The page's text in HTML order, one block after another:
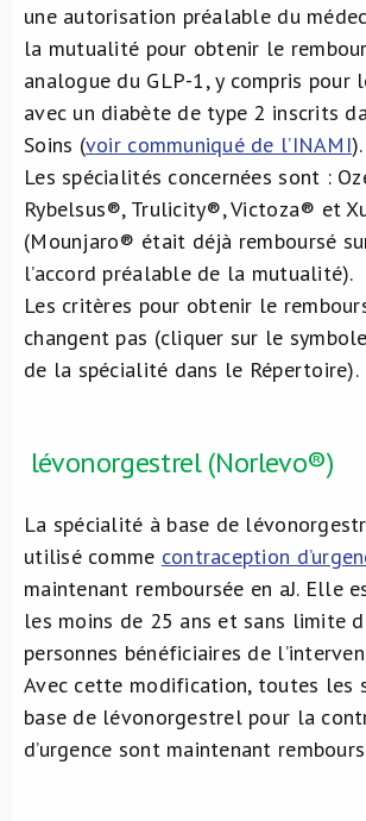
une autorisation préalable du
la mutualité pour obtenir le
analogue du GLP-1, y compris pour
avec un diabète de type 2 inscrits
Soins (voir communiqué de l’INAMI).
Les spécialités concernées sont :
Rybelsus®, Trulicity®, Victoza® et
(Mounjaro® était déjà remboursé
l’accord préalable de la mutualité).
Les critères pour obtenir le
changent pas (cliquer sur le symbole
de la spécialité dans le Répertoire).
lévonorgestrel (Norlevo®)
La spécialité à base de
utilisé comme contraception
maintenant remboursée en aJ. Elle
les moins de 25 ans et sans limite
personnes bénéficiaires de
Avec cette modification, toutes les
base de lévonorgestrel pour la
d’urgence sont maintenant